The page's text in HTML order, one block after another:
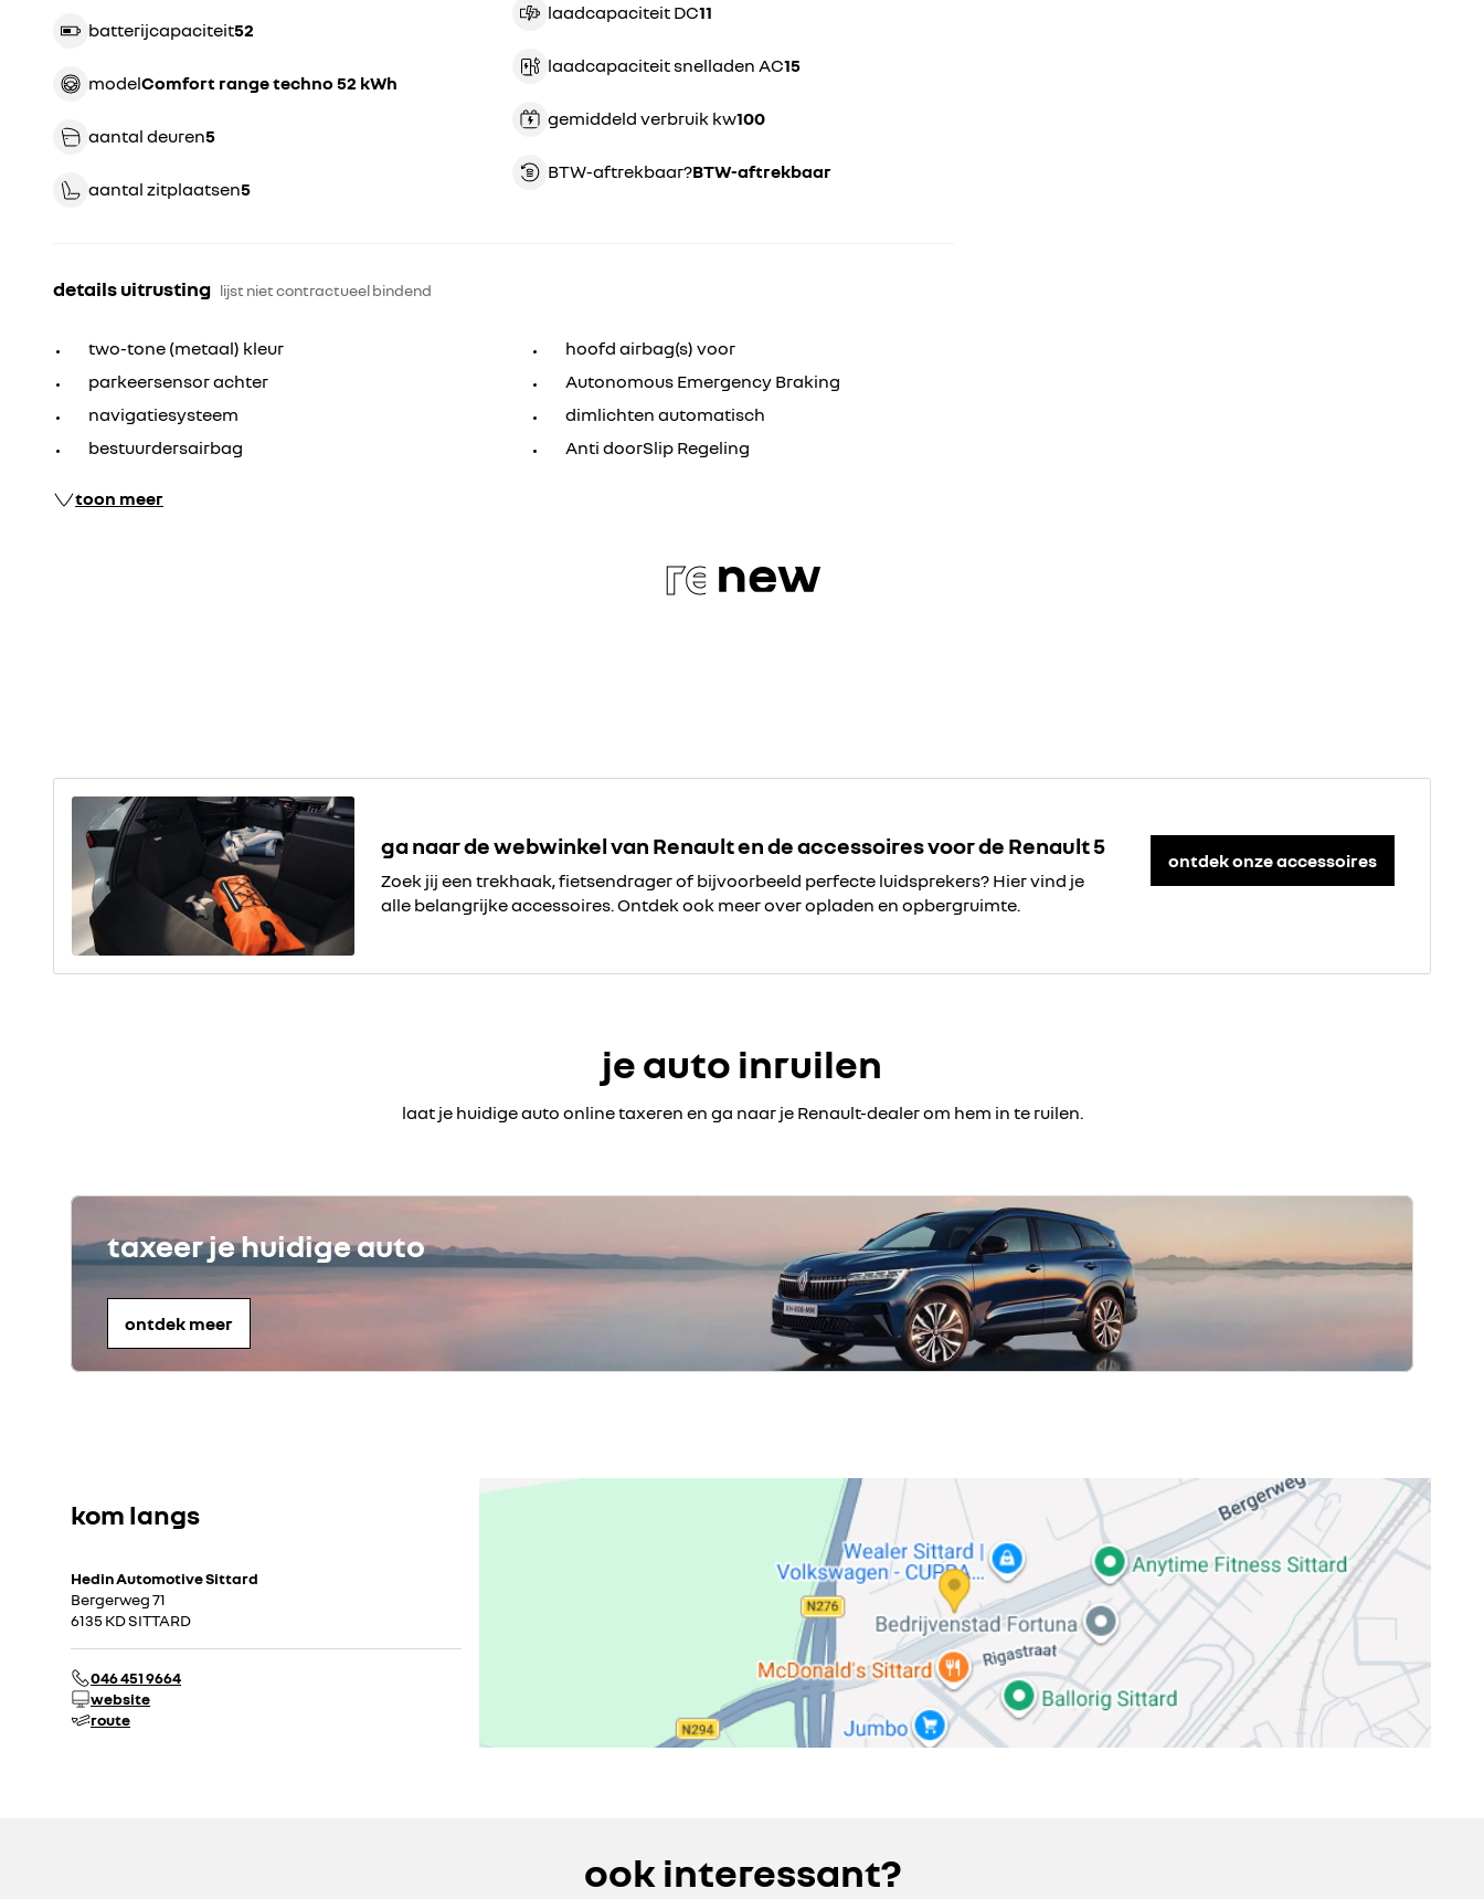
batterijcapaciteit 52
model comfort range techno 52 kWh
aantal deuren5
aantal zitplaatsen5
laadcapaciteit DC 11
laadcapaciteit snelladen AC 15
gemiddeld verbruik kw 100
BTW-aftrekbaar? BTW-aftrekbaar
details uitrusting lijst niet contractueel bindend
two-tone (metaal) kleur
parkeersensor achter
navigatiesysteem
bestuurdersairbag
hoofd airbag(s) voor
Autonomous Emergency Braking
dimlichten automatisch
Anti doorSlip Regeling
toon meer
renew
ga naar de webwinkel van Renault en de accessoires voor de Renault 5
Zoek jij een trekhaak, fietsendrager of bijvoorbeeld perfecte luidsprekers? Hier vind je
alle belangrijke accessoires. Ontdek ook meer over opladen en opbergruimte.
ontdek onze accessoires
je auto inruilen
laat je huidige auto online taxeren en ga naar je Renault-dealer om hem in te ruilen.
taxeer je huidige auto
ontdek meer
kom langs
Hedin Automotive Sittard
Bergerweg 71
6135 KD SITTARD
046 451 9664
website
route
ook interessant?